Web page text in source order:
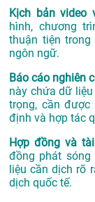
Kịch bản video
hình, chương
thuận tiện
ngôn ngữ.
Báo cáo nghiên
này chứa dữ
trọng, cần
định và hợp tác
Hợp đồng và
đồng phát
liệu cần dịch rõ
dịch quốc tế.